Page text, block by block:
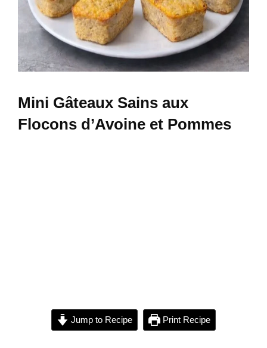
Mini Gâteaux Sains aux
Flocons d’Avoine et Pommes
Jump to Recipe Print Recipe